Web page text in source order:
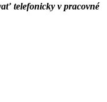
telefonicky v pracovné